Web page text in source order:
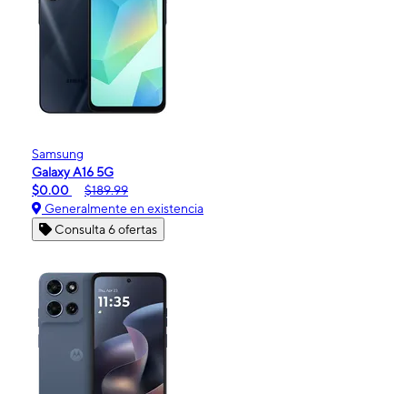
Samsung
Galaxy A16 5G
$0.00
$189.99
Generalmente en existencia
Consulta 6 ofertas